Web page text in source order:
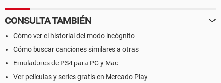
CONSULTA TAMBIÉN
Cómo ver el historial del modo incógnito
Cómo buscar canciones similares a otras
Emuladores de PS4 para PC y Mac
Ver películas y series gratis en Mercado Play